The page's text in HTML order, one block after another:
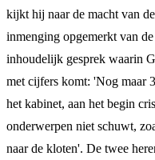
kijkt hij naar de macht van
inmenging opgemerkt van
inhoudelijk gesprek waarin
met cijfers komt: 'Nog maar
het kabinet, aan het begin
onderwerpen niet schuwt,
naar de kloten'. De twee